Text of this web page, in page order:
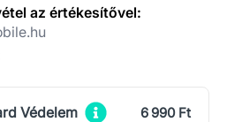
az értékesítővel:
Védelem 6 990 Ft